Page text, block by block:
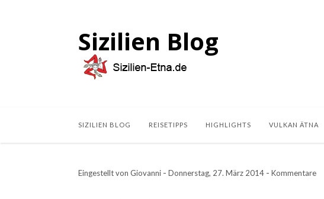
Sizilien Blog
SIZILIEN BLOG REISETIPPS HIGHLIGHTS VULKAN ÄTNA
Eingestellt von Giovanni - Donnerstag, 27. März 2014 - Kommentare